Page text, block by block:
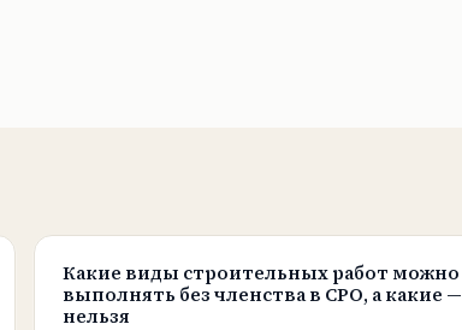
Какие виды строительных работ можно
выполнять без членства в СРО, а какие —
нельзя